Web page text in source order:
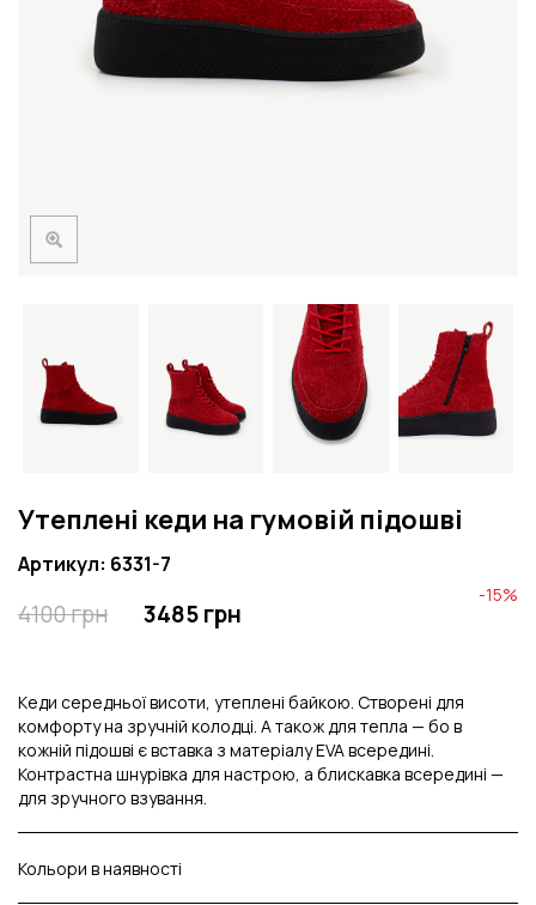
Утеплені кеди на гумовій підошві
Артикул: 6331-7
-15%
4100 грн 3485 грн
Кеди середньої висоти, утеплені байкою. Створені для
комфорту на зручній колодці. А також для тепла — бо в
кожній підошві є вставка з матеріалу EVA всередині.
Контрастна шнурівка для настрою, а блискавка всередині —
для зручного взування.
Кольори в наявності